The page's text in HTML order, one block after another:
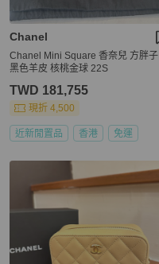
Chanel
Chanel Mini Square 香奈兒 方胖子
黑色羊皮 核桃金球 22S
TWD 181,755
現折 4,500
近新閒置品 香港 免運